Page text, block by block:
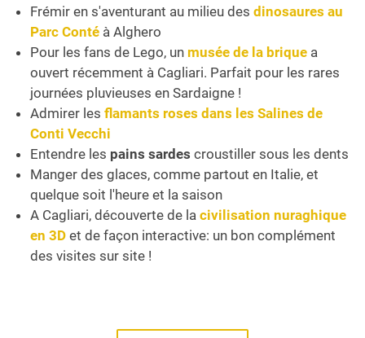
Frémir en s'aventurant au milieu des dinosaures au
Parc Conté à Alghero
Pour les fans de Lego, un musée de la brique a
ouvert récemment à Cagliari. Parfait pour les rares
journées pluvieuses en Sardaigne !
Admirer les flamants roses dans les Salines de
Conti Vecchi
Entendre les pains sardes croustiller sous les dents
Manger des glaces, comme partout en Italie, et
quelque soit l'heure et la saison
A Cagliari, découverte de la civilisation nuraghique
en 3D et de façon interactive: un bon complément
des visites sur site !